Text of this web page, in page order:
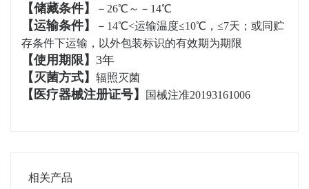
【储藏条件】 －26℃～－14℃
【运输条件】
－14℃<运输温度≤10℃，≤7天；或同贮
存条件下运输，以外包装标识的有效期为期限
【使用期限】 3年
【灭菌方式】 辐照灭菌
【医疗器械注册证号】 国械注准20193161006
相关产品